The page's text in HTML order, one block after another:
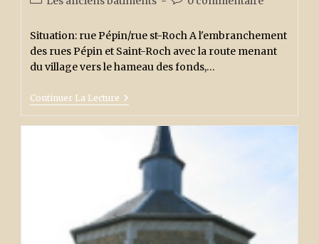
publication :
Situation: rue Pépin/rue st-Roch A l'embranchement
des rues Pépin et Saint-Roch avec la route menant
du village vers le hameau des fonds,…
Continuer La Lecture La
Chapelle